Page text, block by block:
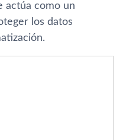
actúa como un
los datos